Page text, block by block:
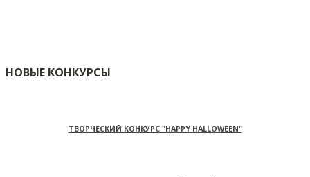
НОВЫЕ КОНКУРСЫ
ТВОРЧЕСКИЙ КОНКУРС "HAPPY HALLOWEEN"